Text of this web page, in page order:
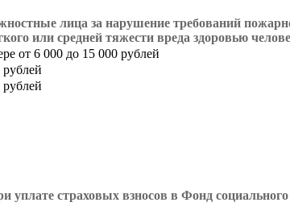
лица за нарушение требований
или средней тяжести вреда здоровью
от 6 000 до 15 000 рублей
страховых взносов в Фонд